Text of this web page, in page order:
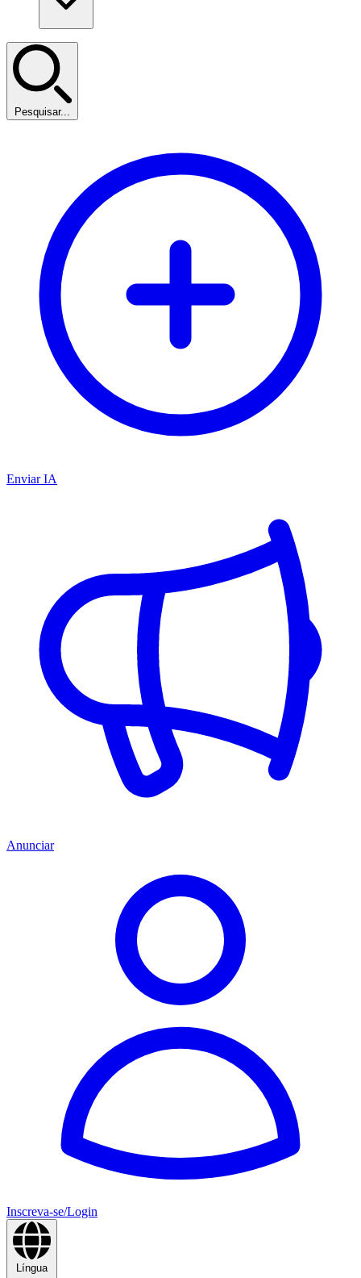
Pesquisar...
Enviar IA
Anunciar
Inscreva-se/Login
Língua